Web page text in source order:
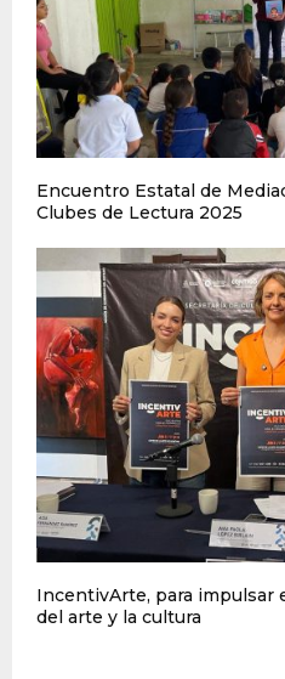
Encuentro Estatal de
Clubes de Lectura 2025
IncentivArte, para impulsar
del arte y la cultura